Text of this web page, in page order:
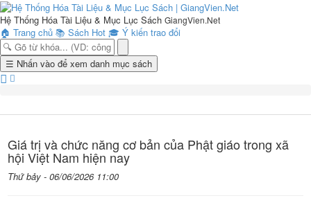
Hệ Thống Hóa Tài Liệu & Mục Lục Sách GiangVien.Net
🏠 Trang chủ 📚 Sách Hot 🎓 Ý kiến trao đổi
Toggle
navigation
☰ Nhấn vào để xem danh mục sách
Giá trị và chức năng cơ bản của Phật giáo trong xã
hội Việt Nam hiện nay
Thứ bảy - 06/06/2026 11:00